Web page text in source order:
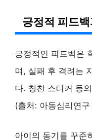
긍정적 피드
긍정적인 피드백은
며, 실패 후 격려는
다. 칭찬 스티커 등
(출처: 아동심리연
아이의 동기를 꾸준